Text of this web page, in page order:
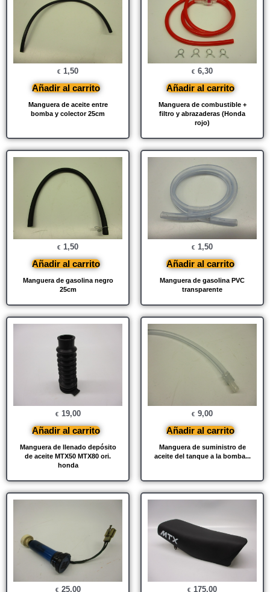
Manguera de aceite entre
bomba y colector 25cm
€ 1,50
Añadir al carrito
Manguera de combustible +
filtro y abrazaderas (Honda
rojo)
€ 6,30
Añadir al carrito
Manguera de gasolina negro
25cm
€ 1,50
Añadir al carrito
Manguera de gasolina PVC
transparente
€ 1,50
Añadir al carrito
Manguera de llenado depósito
de aceite MTX50 MTX80 ori.
honda
€ 19,00
Añadir al carrito
Manguera de suministro de
aceite del tanque a la bomba...
€ 9,00
Añadir al carrito
€ 25,00 € 175,00